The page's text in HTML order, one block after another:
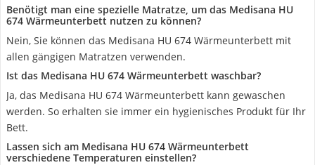
Benötigt man eine spezielle Matratze, um das Medisana HU
674 Wärmeunterbett nutzen zu können?
Nein, Sie können das Medisana HU 674 Wärmeunterbett mit
allen gängigen Matratzen verwenden.
Ist das Medisana HU 674 Wärmeunterbett waschbar?
Ja, das Medisana HU 674 Wärmeunterbett kann gewaschen
werden. So erhalten sie immer ein hygienisches Produkt für Ihr
Bett.
Lassen sich am Medisana HU 674 Wärmeunterbett
verschiedene Temperaturen einstellen?